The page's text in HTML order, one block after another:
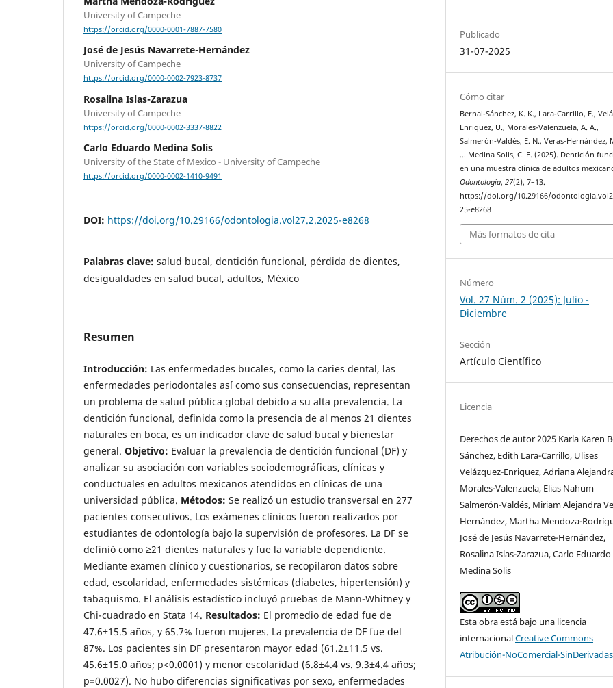
University of Campeche
https://orcid.org/0000-0001-7887-7580
José de Jesús Navarrete-Hernández
University of Campeche
https://orcid.org/0000-0002-7923-8737
Rosalina Islas-Zarazua
University of Campeche
https://orcid.org/0000-0002-3337-8822
Carlo Eduardo Medina Solis
University of the State of Mexico - University of Campeche
https://orcid.org/0000-0002-1410-9491
DOI: https://doi.org/10.29166/odontologia.vol27.2.2025-e8268
Palabras clave: salud bucal, dentición funcional, pérdida de dientes,
desigualdades en salud bucal, adultos, México
Resumen
Introducción: Las enfermedades bucales, como la caries dental, las
enfermedades periodontales así como sus consecuencias, representan
un problema de salud pública global debido a su alta prevalencia. La
dentición funcional, definida como la presencia de al menos 21 dientes
naturales en boca, es un indicador clave de salud bucal y bienestar
general. Objetivo: Evaluar la prevalencia de dentición funcional (DF) y
analizar su asociación con variables sociodemográficas, clínicas y
conductuales en adultos mexicanos atendidos en clínicas de una
universidad pública. Métodos: Se realizó un estudio transversal en 277
pacientes consecutivos. Los exámenes clínicos fueron realizados por
estudiantes de odontología bajo la supervisión de profesores. La DF se
definió como ≥21 dientes naturales y fue la variable dependiente.
Mediante examen clínico y cuestionarios, se recopilaron datos sobre
edad, escolaridad, enfermedades sistémicas (diabetes, hipertensión) y
tabaquismo. El análisis estadístico incluyó pruebas de Mann-Whitney y
Chi-cuadrado en Stata 14. Resultados: El promedio de edad fue de
47.6±15.5 años, y 65.7% fueron mujeres. La prevalencia de DF fue del
87%. Los pacientes sin DF presentaron mayor edad (61.2±11.5 vs.
45.6±15.0 años; p<0.0001) y menor escolaridad (6.8±4.4 vs. 9.3±4.4 años;
p=0.0027). No hubo diferencias significativas por sexo, enfermedades
Publicado
31-07-2025
Cómo citar
Bernal-Sánchez, K. K., Lara-Carrillo, E.,
Enriquez, U., Morales-Valenzuela, A. A.,
Salmerón-Valdés, E. N., Veras-Hernández,
… Medina Solis, C. E. (2025). Dentición
en una muestra clínica de adultos
Odontología,27(2), 7–13.
https://doi.org/10.29166/
25-e8268
Más formatos de cita
Número
Vol. 27 Núm. 2 (2025): Julio -
Diciembre
Sección
Artículo Científico
Licencia
Derechos de autor 2025 Karla Karen
Sánchez, Edith Lara-Carrillo, Ulises
Velázquez-Enriquez, Adriana
Morales-Valenzuela, Elias Nahum
Salmerón-Valdés, Miriam Alejandra
Hernández, Martha Mendoza-
José de Jesús Navarrete-Hernández,
Rosalina Islas-Zarazua, Carlo Eduardo
Medina Solis
Esta obra está bajo una licencia
internacionalCreative Commons
Atribución-NoComercial-